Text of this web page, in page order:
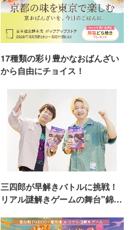
17種類の彩り豊かなおばんざい
から自由にチョイス！
三四郎が早解きバトルに挑戦！
リアル謎解きゲームの舞台"錦糸